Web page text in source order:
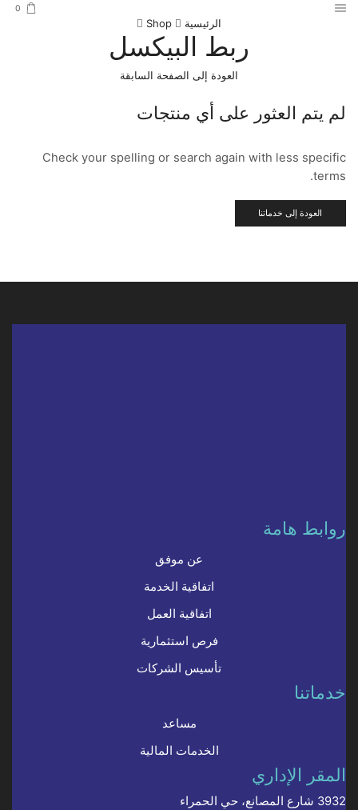
0
الرئيسية Shop
ربط البيكسل
العودة إلى الصفحة السابقة
لم يتم العثور على أي منتجات
Check your spelling or search again with less specific
terms.
العودة إلى خدماتنا
روابط هامة
عن موفق
اتفاقية الخدمة
اتفاقية العمل
فرص استثمارية
تأسيس الشركات
خدماتنا
مساعد
الخدمات المالية
المقر الإداري
3932 شارع المصانع، حي الحمراء